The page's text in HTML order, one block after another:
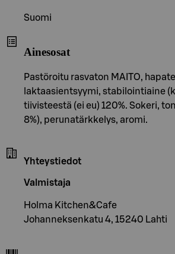
Suomi
Ainesosat
Pastöroitu rasvaton MAITO,
laktaasientsyymi, stabilointiaine
tiivisteestä (ei eu) 120%. Sokeri,
8%), perunatärkkelys, aromi.
Yhteystiedot
Valmistaja
Holma Kitchen&Cafe
Johanneksenkatu 4, 15240 Lahti